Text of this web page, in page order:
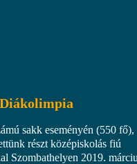
sakk eseményén (550 fő),
részt középiskolás fiú
Szombathelyen 2019.